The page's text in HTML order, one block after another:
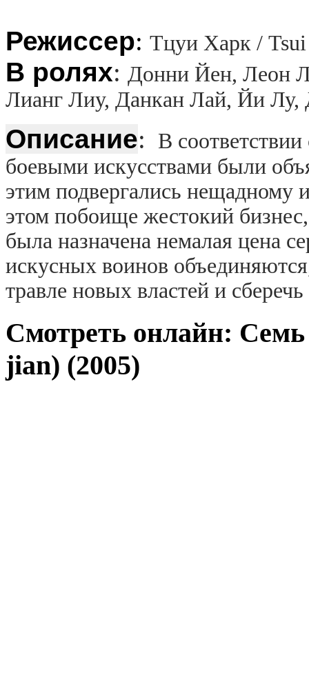
Режиссер: Тцуи Харк /
В ролях: Донни Йен, Леон
Лианг Лиу, Данкан Лай, Йи
Описание:
В
боевыми искусствами были
этим подвергались нещадному
этом побоище жестокий
была назначена немалая цена
искусных воинов
травле новых властей и
Смотреть онлайн:
jian) (2005)